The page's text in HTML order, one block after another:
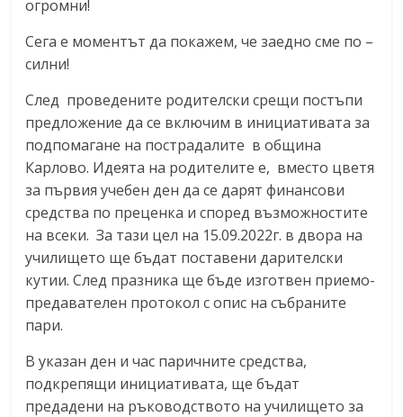
огромни!
Сега е моментът да покажем, че заедно сме по –
силни!
След проведените родителски срещи постъпи
предложение да се включим в инициативата за
подпомагане на пострадалите в община
Карлово. Идеята на родителите е, вместо цветя
за първия учебен ден да се дарят финансови
средства по преценка и според възможностите
на всеки. За тази цел на 15.09.2022г. в двора на
училището ще бъдат поставени дарителски
кутии. След празника ще бъде изготвен приемо-
предавателен протокол с опис на събраните
пари.
В указан ден и час паричните средства,
подкрепящи инициативата, ще бъдат
предадени на ръководството на училището за